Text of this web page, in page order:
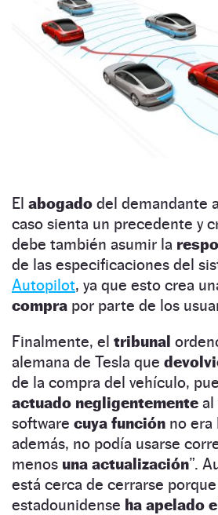
El abogado del demandante
caso sienta un precedente y
debe también asumir la
de las especificaciones del
Autopilot, ya que esto crea
compra por parte de los
Finalmente, el tribunal
alemana de Tesla que
de la compra del vehículo,
actuado negligentemente al
software cuya función no era
además, no podía usarse
menos una actualización”.
está cerca de cerrarse
estadounidense ha apelado